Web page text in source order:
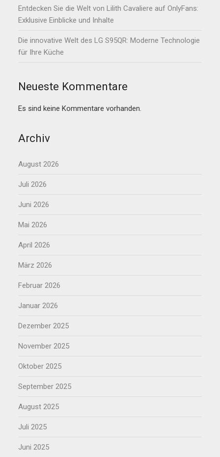
Entdecken Sie die Welt von Lilith Cavaliere auf OnlyFans:
Exklusive Einblicke und Inhalte
Die innovative Welt des LG S95QR: Moderne Technologie
für Ihre Küche
Neueste Kommentare
Es sind keine Kommentare vorhanden.
Archiv
August 2026
Juli 2026
Juni 2026
Mai 2026
April 2026
März 2026
Februar 2026
Januar 2026
Dezember 2025
November 2025
Oktober 2025
September 2025
August 2025
Juli 2025
Juni 2025